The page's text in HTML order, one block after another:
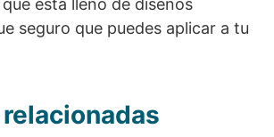
que está lleno de diseños
seguro que puedes aplicar a tu